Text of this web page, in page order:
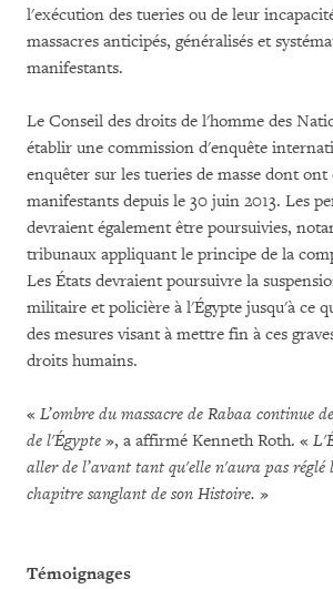
l'exécution des tueries ou de leur
massacres anticipés, généralisés et
manifestants.
Le Conseil des droits de l'homme des
établir une commission d'enquête
enquêter sur les tueries de masse dont ont
manifestants depuis le 30 juin 2013. Les
devraient également être poursuivies,
tribunaux appliquant le principe de la
Les États devraient poursuivre la
militaire et policière à l'Égypte jusqu'à ce
des mesures visant à mettre fin à ces
droits humains.
« L’ombre du massacre de Rabaa continue
de l'Égypte », a affirmé Kenneth Roth. «
aller de l’avant tant qu'elle n'aura pas réglé
chapitre sanglant de son Histoire. »
Témoignages